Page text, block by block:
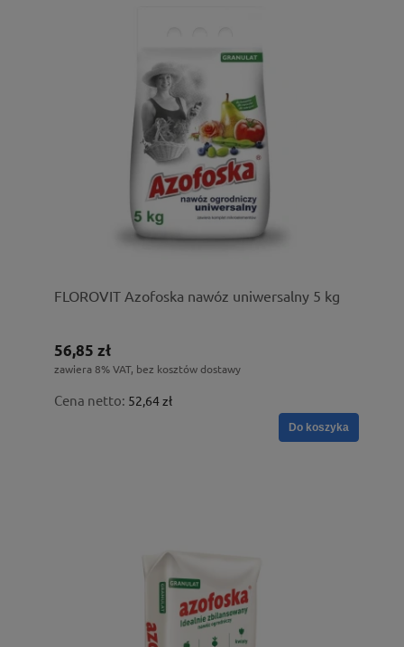
FLOROVIT Azofoska nawóz uniwersalny 5 kg
56,85 zł
zawiera 8% VAT, bez kosztów dostawy
Cena netto: 52,64 zł
Do koszyka